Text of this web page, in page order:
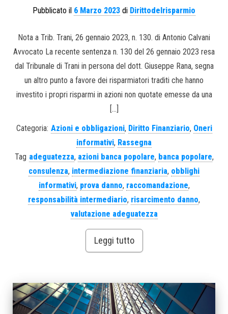
Pubblicato il 6 Marzo 2023 di Dirittodelrisparmio
Nota a Trib. Trani, 26 gennaio 2023, n. 130. di Antonio Calvani
Avvocato La recente sentenza n. 130 del 26 gennaio 2023 resa
dal Tribunale di Trani in persona del dott. Giuseppe Rana, segna
un altro punto a favore dei risparmiatori traditi che hanno
investito i propri risparmi in azioni non quotate emesse da una
[…]
Categoria: Azioni e obbligazioni, Diritto Finanziario, Oneri
informativi, Rassegna
Tag adeguatezza, azioni banca popolare, banca popolare,
consulenza, intermediazione finanziaria, obblighi
informativi, prova danno, raccomandazione,
responsabilità intermediario, risarcimento danno,
valutazione adeguatezza
Leggi tutto